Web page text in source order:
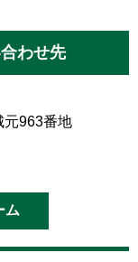
わせ先
元963番地